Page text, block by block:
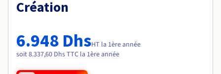
Tarifs
Roadmap & Changelog
Roadmap & Changelog
Création
6.948 DhsHT la 1ère année
soit 8.337,60 Dhs TTC la 1ère année